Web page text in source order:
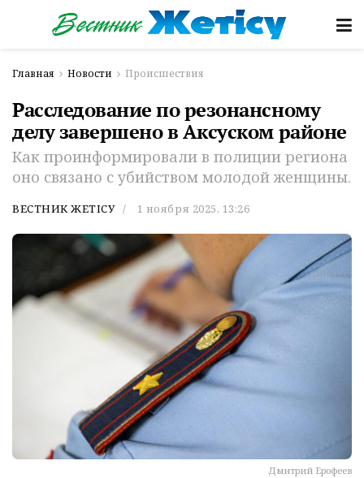
Главная Новости Происшествия
Расследование по резонансному
делу завершено в Аксуском районе
Как проинформировали в полиции региона
оно связано с убийством молодой женщины.
ВЕСТНИК ЖЕТІСУ 1 ноября 2025, 13:26
Дмитрий Ерофеев